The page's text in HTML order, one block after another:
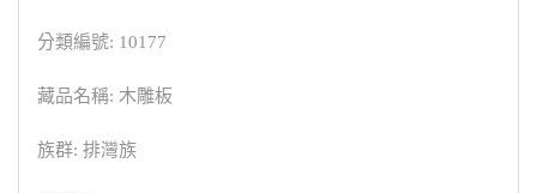
分類編號: 10177
藏品名稱: 木雕板
族群: 排灣族